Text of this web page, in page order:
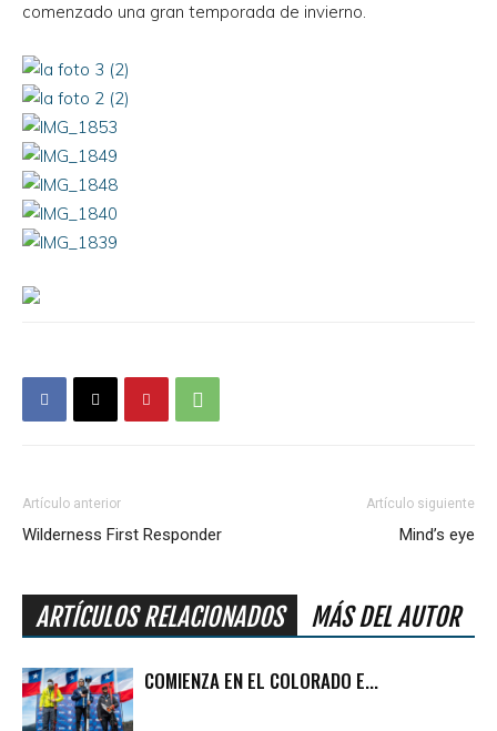
comenzado una gran temporada de invierno.
Artículo anterior
Wilderness First Responder
Artículo siguiente
Mind’s eye
ARTÍCULOS RELACIONADOS MÁS DEL AUTOR
COMIENZA EN EL COLORADO E...